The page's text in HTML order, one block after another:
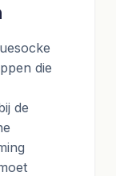
die
de